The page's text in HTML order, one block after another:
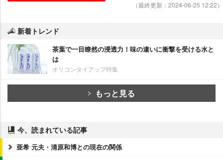
（最終更新：2024-06-25 12:22）
新着トレンド
茶葉で一目瞭然の浸透力！味の違いに衝撃を受ける水と
は
オリコンタイアップ特集
もっと見る
今、読まれている記事
亜希 元夫・清原和博との現在の関係